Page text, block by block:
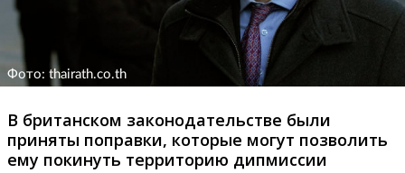
Фото: thairath.co.th
В британском законодательстве были
приняты поправки, которые могут позволить
ему покинуть территорию дипмиссии